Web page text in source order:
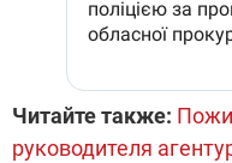
Читайте также:
руководителя